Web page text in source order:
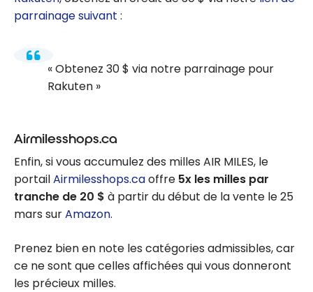
de
commerce
cadeau Am
Walmart,
parrainage suivant :
Obtenez 30 $ via notre parrainage pour
Rakuten
Airmilesshops.ca
Enfin, si vous accumulez des milles AIR MILES, le
portailAirmilesshops.caoffre 5x les milles par
tranche de 20 $ à partir du début de la vente le 25
mars surAmazon.
Prenez bien en note les catégories admissibles, car
ce ne sont que celles affichées qui vous donneront
les précieux milles.